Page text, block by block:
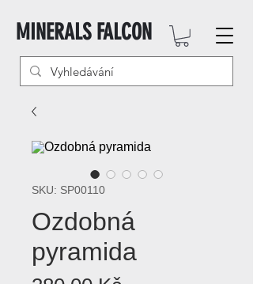
MINERALS FALCON
SKU: SP00110
Ozdobná
pyramida